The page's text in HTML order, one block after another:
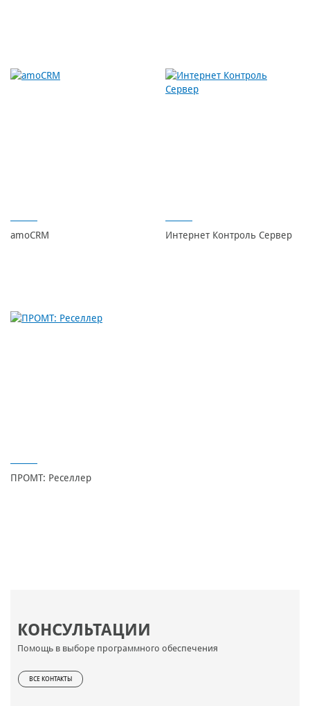
КОНСУЛЬТАЦИИ
Помощь в выборе программного обеспечения
ВСЕ КОНТАКТЫ
amoCRM Интернет Контроль Сервер
ПРОМТ: Реселлер